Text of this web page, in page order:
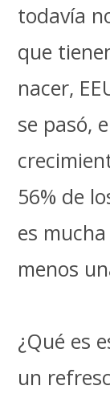
todavía
que
nacer,
se pasó,
56% de
es
menos
¿Qué es
un